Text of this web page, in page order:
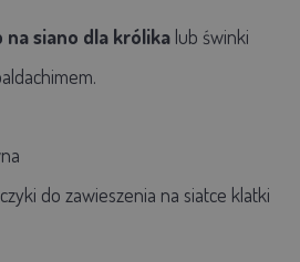
na siano dla królika lub świnki
do zawieszenia na siatce klatki